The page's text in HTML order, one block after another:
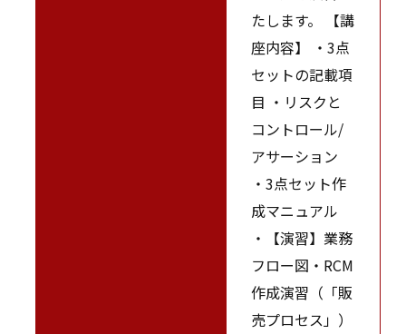
たします。 【講
座内容】 ・3点
セットの記載項
目 ・リスクと
コントロール/
アサーション
・3点セット作
成マニュアル
・【演習】業務
フロー図・RCM
作成演習（「販
売プロセス」）